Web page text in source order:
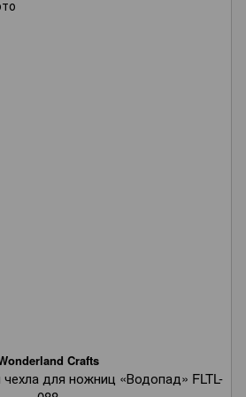
Crafts
для ножниц «Водопад» FLTL-